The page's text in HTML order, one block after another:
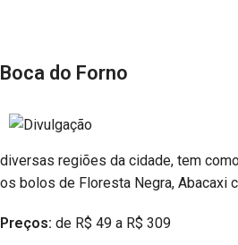
Boca do Forno
diversas regiões da cidade, tem
os bolos de Floresta Negra, Abacaxi
Preços: de R$ 49 a R$ 309